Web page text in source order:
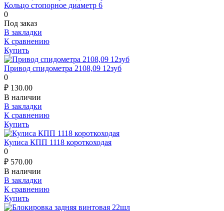
Кольцо стопорное диаметр 6
0
Под заказ
В закладки
К сравнению
Купить
Привод спидометра 2108,09 12зуб
0
₽ 130.00
В наличии
В закладки
К сравнению
Купить
Кулиса КПП 1118 короткоходая
0
₽ 570.00
В наличии
В закладки
К сравнению
Купить